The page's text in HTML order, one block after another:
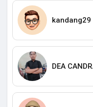
kandang29
DEA